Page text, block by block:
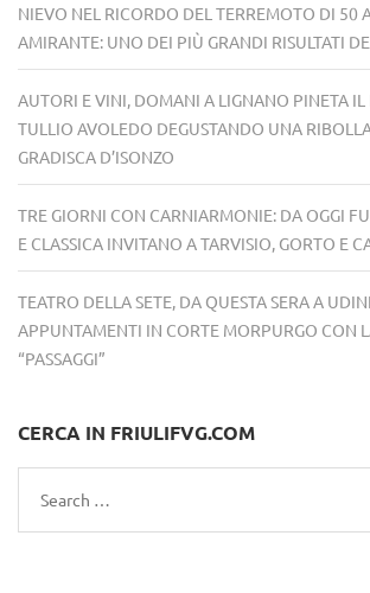
NIEVO NEL RICORDO DEL TERREMOTO DI 50
AMIRANTE: UNO DEI PIÙ GRANDI RISULTATI
AUTORI E VINI, DOMANI A LIGNANO PINETA
TULLIO AVOLEDO DEGUSTANDO UNA
GRADISCA D’ISONZO
TRE GIORNI CON CARNIARMONIE: DA OGGI
E CLASSICA INVITANO A TARVISIO, GORTO E
TEATRO DELLA SETE, DA QUESTA SERA A
APPUNTAMENTI IN CORTE MORPURGO CON
“PASSAGGI”
CERCA IN FRIULIFVG.COM
Search
for: